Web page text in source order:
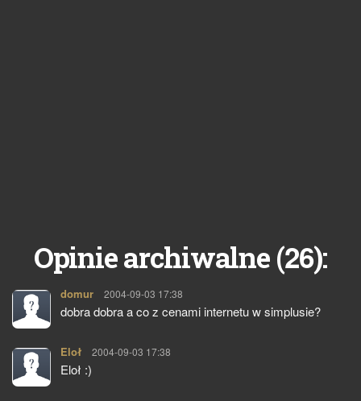
Opinie archiwalne (26):
domur pisze:
2004-09-03 17:38
dobra dobra a co z cenami internetu w simplusie?
Eloł pisze:
2004-09-03 17:38
Eloł :)